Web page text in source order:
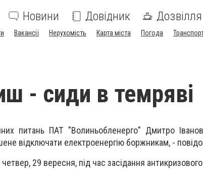
Новини Довідник Дозвілля
Вакансії Нерухомість Карта міста Погода
- сиди в темряві
питань ПАТ "Волиньобленерго" Дмитро
відключати електроенергію боржникам, -
29 вересня, під час засідання